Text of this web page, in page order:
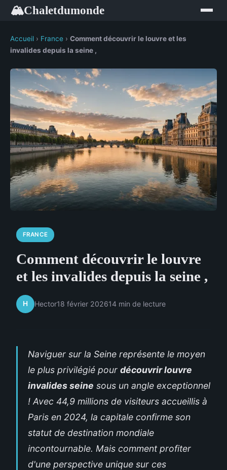
🏔Chaletdumonde
Accueil › France › Comment découvrir le louvre et les
invalides depuis la seine ,
FRANCE
Comment découvrir le louvre
et les invalides depuis la seine ,
H Hector18 février 202614 min de lecture
Naviguer sur la Seine représente le moyen
le plus privilégié pour découvrir louvre
invalides seine sous un angle exceptionnel
! Avec 44,9 millions de visiteurs accueillis à
Paris en 2024, la capitale confirme son
statut de destination mondiale
incontournable. Mais comment profiter
d'une perspective unique sur ces